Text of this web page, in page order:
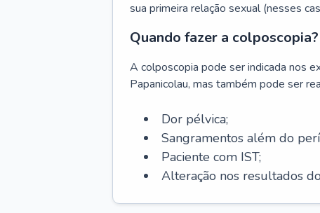
sua primeira relação sexual (nesses
Quando fazer a colposcopia?
A colposcopia pode ser indicada nos
Papanicolau, mas também pode ser
Dor pélvica;
Sangramentos além do
Paciente com IST;
Alteração nos resultados